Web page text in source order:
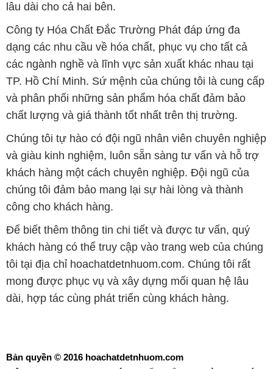
lâu dài cho cả hai bên.
Công ty Hóa Chất Đắc Trường Phát đáp ứng đa
dạng các nhu cầu về hóa chất, phục vụ cho tất cả
các ngành nghề và lĩnh vực sản xuất khác nhau tại
TP. Hồ Chí Minh. Sứ mệnh của chúng tôi là cung cấp
và phân phối những sản phẩm hóa chất đảm bảo
chất lượng và giá thành tốt nhất trên thị trường.
Chúng tôi tự hào có đội ngũ nhân viên chuyên nghiệp
và giàu kinh nghiệm, luôn sẵn sàng tư vấn và hỗ trợ
khách hàng một cách chuyên nghiệp. Đội ngũ của
chúng tôi đảm bảo mang lại sự hài lòng và thành
công cho khách hàng.
Để biết thêm thông tin chi tiết và được tư vấn, quý
khách hàng có thể truy cập vào trang web của chúng
tôi tại địa chỉ hoachatdetnhuom.com. Chúng tôi rất
mong được phục vụ và xây dựng mối quan hệ lâu
dài, hợp tác cùng phát triển cùng khách hàng.
Bản quyền © 2016 hoachatdetnhuom.com